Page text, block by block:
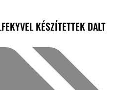
KÉSZÍTETTEK DALT